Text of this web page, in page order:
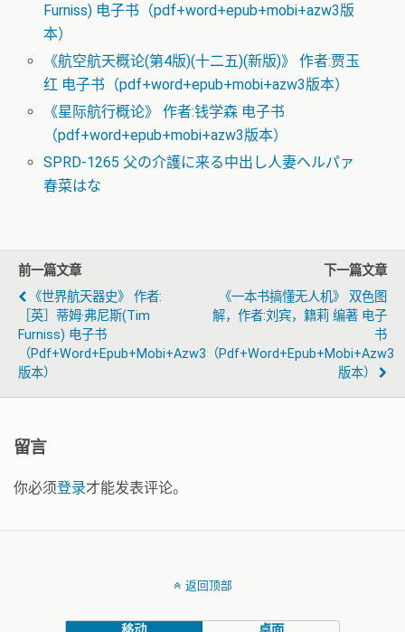
Furniss) 电子书（pdf+word+epub+mobi+azw3版
本）
《航空航天概论(第4版)(十二五)(新版)》 作者:贾玉
红 电子书（pdf+word+epub+mobi+azw3版本）
《星际航行概论》 作者:钱学森 电子书
（pdf+word+epub+mobi+azw3版本）
SPRD-1265 父の介護に来る中出し人妻ヘルパァ
春菜はな
前一篇文章
《世界航天器史》 作者:
［英］蒂姆·弗尼斯(Tim
Furniss) 电子书
（pdf+word+epub+mobi+azw3
版本）
下一篇文章
《一本书搞懂无人机》 双色图
解，作者:刘宾，籍莉 编著 电子
书
（pdf+word+epub+mobi+azw3
版本）
留言
你必须登录才能发表评论。
返回顶部